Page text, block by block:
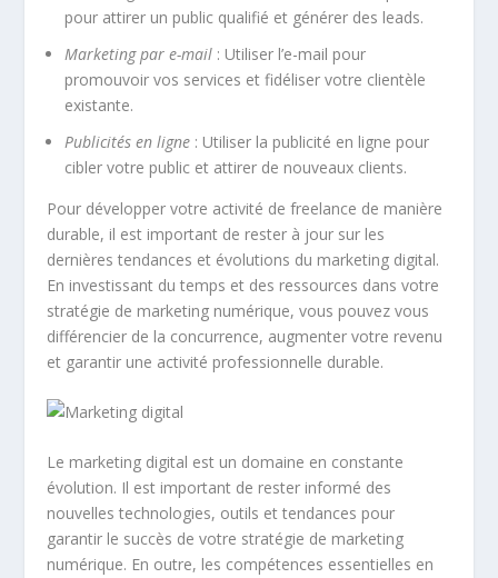
pour attirer un public qualifié et générer des leads.
Marketing par e-mail : Utiliser l’e-mail pour
promouvoir vos services et fidéliser votre clientèle
existante.
Publicités en ligne : Utiliser la publicité en ligne pour
cibler votre public et attirer de nouveaux clients.
Pour développer votre activité de freelance de manière
durable, il est important de rester à jour sur les
dernières tendances et évolutions du marketing digital.
En investissant du temps et des ressources dans votre
stratégie de marketing numérique, vous pouvez vous
différencier de la concurrence, augmenter votre revenu
et garantir une activité professionnelle durable.
Le marketing digital est un domaine en constante
évolution. Il est important de rester informé des
nouvelles technologies, outils et tendances pour
garantir le succès de votre stratégie de marketing
numérique. En outre, les compétences essentielles en